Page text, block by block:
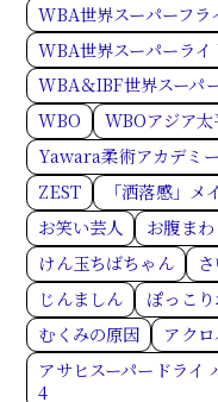
WBA世界スーパーフ
WBA世界スーパーライ
WBA＆IBF世界スーパ
WBO
WBOアジア
Yawara柔術アカデミー
ZEST
「洒落感」
お笑い芸人
お腹まわ
けん玉ちばちゃん
じんましん
ぽっこ
むくみの原因
アク
アサヒスーパードライ
4